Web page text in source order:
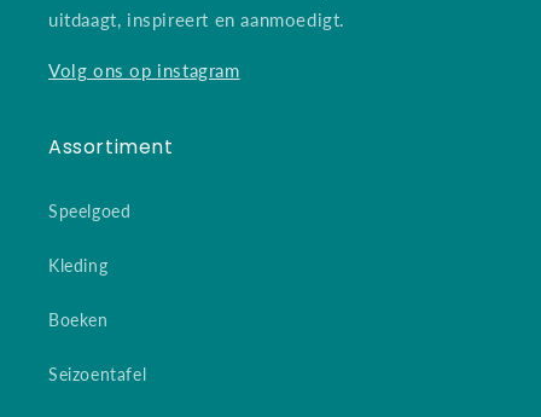
uitdaagt, inspireert en aanmoedigt.
Volg ons op instagram
Assortiment
Speelgoed
Kleding
Boeken
Seizoentafel